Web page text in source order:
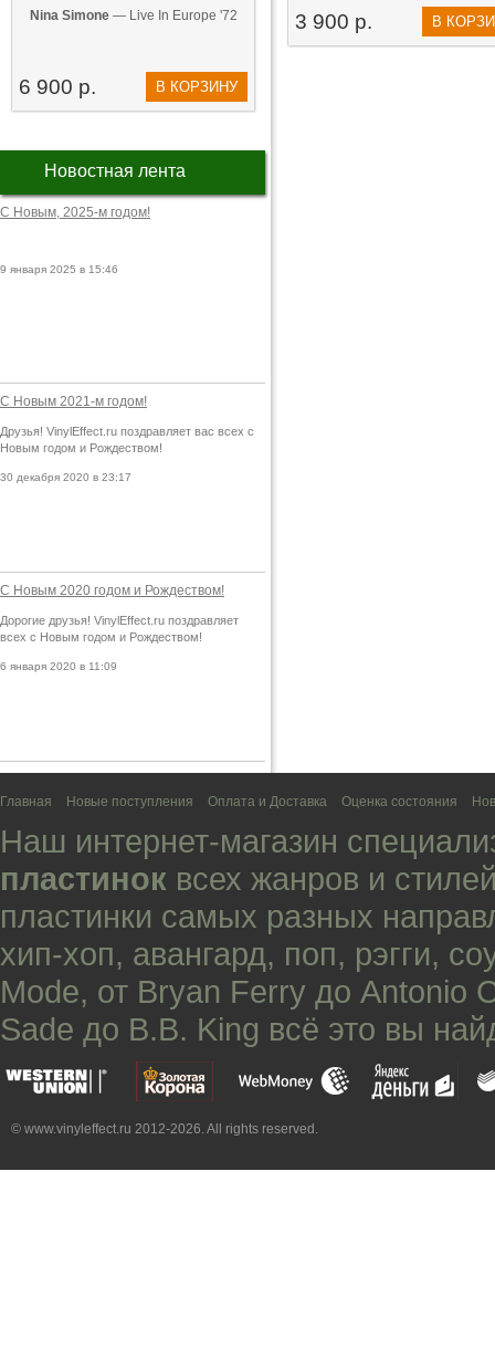
Nina Simone— Live In Europe '72
6 900 р. В КОРЗИНУ
Новостная лента
С Новым, 2025-м годом!
9 января 2025 в 15:46
С Новым 2021-м годом!
Друзья! VinylEffect.ru поздравляет вас всех с
Новым годом и Рождеством!
30 декабря 2020 в 23:17
С Новым 2020 годом и Рождеством!
Дорогие друзья! VinylEffect.ru поздравляет
всех с Новым годом и Рождеством!
6 января 2020 в 11:09
3 900 р. В
Главная Новые поступления Оплата и Доставка Оценка состояния
Наш интернет-магазин
пластинок всех жанров и
пластинки самых разных
хип-хоп, авангард, поп, рэгги,
Mode, от Bryan Ferry до Antonio
Sade до B.B. King всё это вы
© www.vinyleffect.ru 2012-2026. All rights reserved.